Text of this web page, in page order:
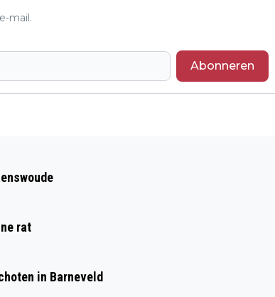
mail.
Abonneren
rat
in Barneveld